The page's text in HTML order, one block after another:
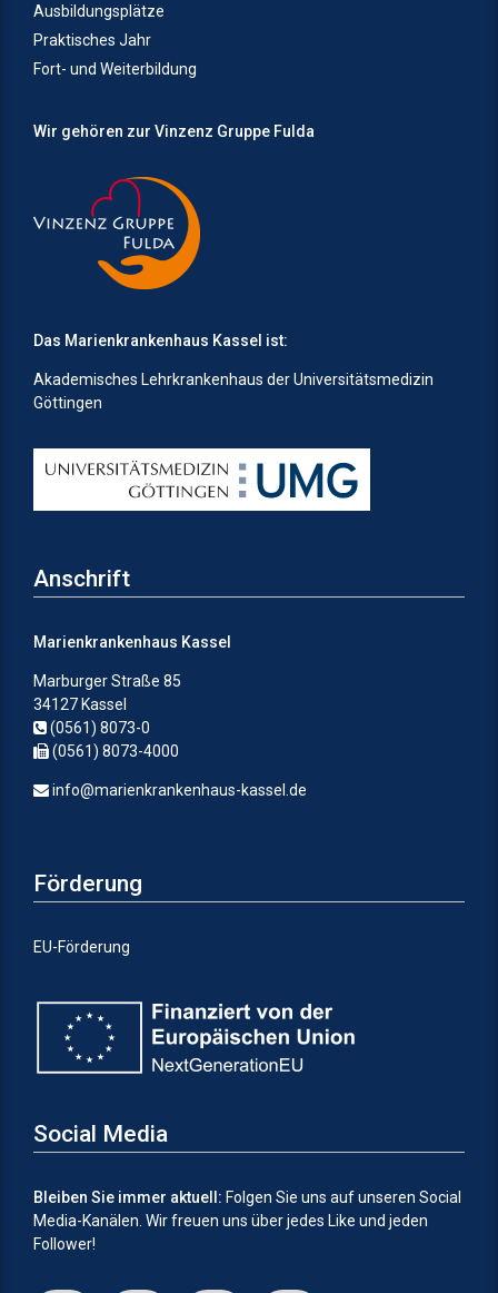
Ausbildungsplätze
Praktisches Jahr
Fort- und Weiterbildung
Wir gehören zur Vinzenz Gruppe Fulda
Das Marienkrankenhaus Kassel ist:
Akademisches Lehrkrankenhaus der Universitätsmedizin
Göttingen
Anschrift
Marienkrankenhaus Kassel
Marburger Straße 85
34127 Kassel
(0561) 8073-0
(0561) 8073-4000
info@marienkrankenhaus-kassel.de
Förderung
EU-Förderung
Social Media
Bleiben Sie immer aktuell: Folgen Sie uns auf unseren Social
Media-Kanälen. Wir freuen uns über jedes Like und jeden
Follower!